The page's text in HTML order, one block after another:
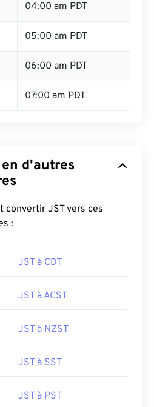
04:00 am PDT
05:00 am PDT
06:00 am PDT
07:00 am PDT
d'autres
convertir JST vers ces
:
JST à CDT
JST à ACST
JST à NZST
JST à SST
JST à PST